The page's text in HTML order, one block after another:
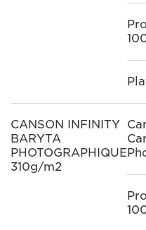
CANSON INFINITY
BARYTA
PHOTOGRAPHIQUE
310g/m2